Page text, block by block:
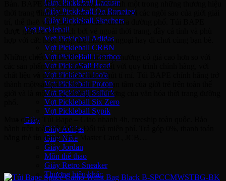
Giày Pickleball Lacoste
Giày Pickleball On Running
Giày Pickleball Skechers
Vợt Pickleball
Vợt Pickleball Adidas
Vợt Pickleball CRBN
Vợt PickleBall Gearbox
Vợt PickleBall Head
Vợt Pickleball Joola
Vợt Pickleball Proton
Vợt Pickleball Selkirk
Vợt Pickleball Six Zero
Vợt Pickleball Sypik
Giày
Giày Adidas
Giày Nike
Giày Jordan
Môn thể thao
Giày Retro Sneaker
Thương hiệu khác
Bản. BAPE đã nhanh chóng trở thành một trong những thương hiệu
thời trang đình đám và được yêu thích bởi các ngôi sao của giới giải
trí, thể thao và là một phần của văn hóa đường phố. Túi BAPE
được giới trẻ yêu thích bởi vẻ ngoài thời trang, đầy cá tính và phù
hợp với các hoạt động thể thao, dã ngoại hay đi chơi cùng bạn bè.
Những chiếc túi BAPE chính hãng thường có giá cao hơn so với
các sản phẩm giả và được sản xuất với quy trình chính hãng, với
chất liệu và chi tiết được chăm chút tỉ mỉ. Túi BAPE chính hãng trở
thành một sản phẩm thu hút sự quan tâm của giới trẻ trên toàn thế
giới và là một trong những biểu tượng của văn hóa thời trang đường
Mua online Túi Bape – Giao nhanh 4h, freeship toàn quốc. Bảo
hành trên toàn hệ thống. Đổi trả miễn phí. Trả góp 0%, thanh toán
bằng thẻ tín dụng Visa, Master Card , JCB…